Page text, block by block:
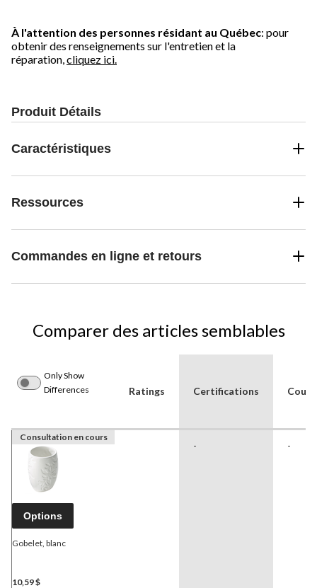
À l'attention des personnes résidant au Québec: pour
obtenir des renseignements sur l'entretien et la
réparation, cliquez ici.
Produit Détails
Caractéristiques
Ressources
Commandes en ligne et retours
Comparer des articles semblables
Only Show
Differences
Ratings Certifications
Consultation en cours
Options
Gobelet, blanc
10,59 $
- -